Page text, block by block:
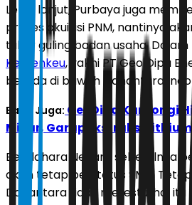
Lebih lanjut, Purbaya juga
proses akuisisi PNM, nantinya
tukar guling badan usaha.
Kemenkeu, yakni PT Geo Dipa
berada di bawah Danantara
Baca Juga: GeoDipa Kantongi
Miliar, Garap Ekstraksi
Bendahara Negara sebetulnya
akan tetap berstatus SMV.
Danantara tidak merestui hal itu